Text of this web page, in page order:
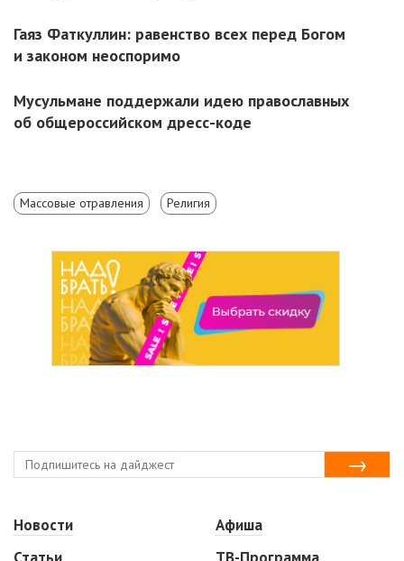
Гаяз Фаткуллин: равенство всех перед Богом
и законом неоспоримо
Мусульмане поддержали идею православных
об общероссийском дресс-коде
Массовые отравления Религия
Новости
Статьи
Афиша
ТВ-Программа